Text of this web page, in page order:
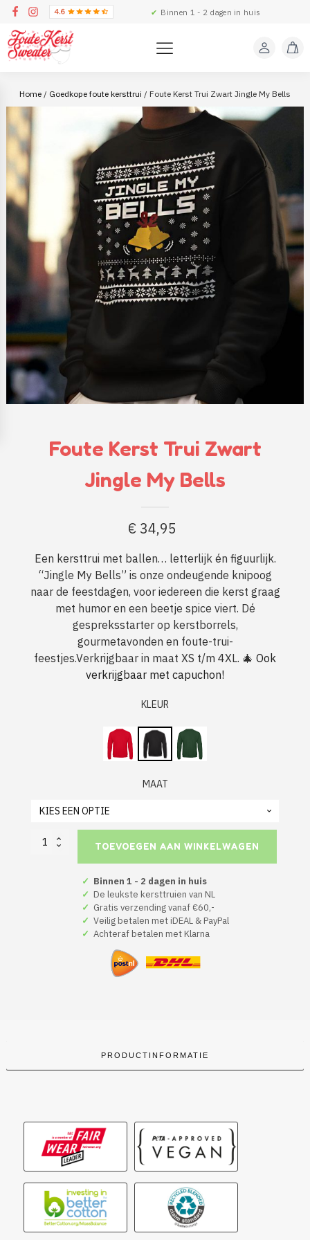
✔ Binnen 1 - 2 dagen in huis
Home / Goedkope foute kersttrui / Foute Kerst Trui Zwart Jingle My Bells
Foute Kerst Trui Zwart
Jingle My Bells
€34,95
Een kersttrui met ballen… letterlijk én figuurlijk.
“Jingle My Bells” is onze ondeugende knipoog
naar de feestdagen, voor iedereen die kerst graag
met humor en een beetje spice viert. Dé
gespreksstarter op kerstborrels,
gourmetavonden en foute-trui-
feestjes.Verkrijgbaar in maat XS t/m 4XL. 🎄 Ook
verkrijgbaar met capuchon!
KLEUR
MAAT
Foute
TOEVOEGEN AAN WINKELWAGEN
✓ Binnen 1 - 2 dagen in huis
✓ De leukste kersttruien van NL
✓ Gratis verzending vanaf €60,-
✓ Veilig betalen met iDEAL & PayPal
✓ Achteraf betalen met Klarna
PRODUCTINFORMATIE